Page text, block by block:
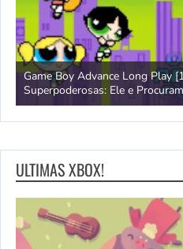
Game Boy Advance Long Play
Superpoderosas: Ele e
ULTIMAS XBOX!